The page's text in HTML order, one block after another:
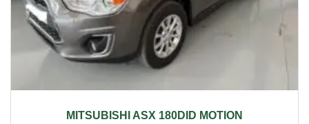
MITSUBISHI ASX 180DID MOTION